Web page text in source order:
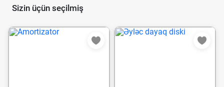
Sizin üçün seçilmiş